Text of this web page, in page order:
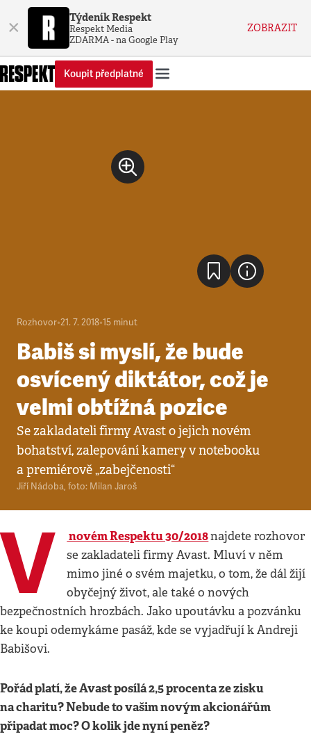
× Týdeník Respekt
Respekt Media
ZDARMA - na Google Play
ZOBRAZIT
Koupit předplatné
Rozhovor•21. 7. 2018•15 minut
Babiš si myslí, že bude
osvícený diktátor, což je
velmi obtížná pozice
Se zakladateli firmy Avast o jejich novém
bohatství, zalepování kamery v notebooku
a premiérově „zabejčenosti“
Jiří Nádoba, foto: Milan Jaroš
V novém Respektu 30/2018najdete rozhovor
se zakladateli firmy Avast. Mluví v něm
mimo jiné o svém majetku, o tom, že dál žijí
obyčejný život, ale také o nových
bezpečnostních hrozbách. Jako upoutávku a pozvánku
ke koupi odemykáme pasáž, kde se vyjadřují k Andreji
Babišovi.
Pořád platí, že Avast posílá 2,5 procenta ze zisku
na charitu? Nebude to vašim novým akcionářům
připadat moc? O kolik jde nyní peněz?